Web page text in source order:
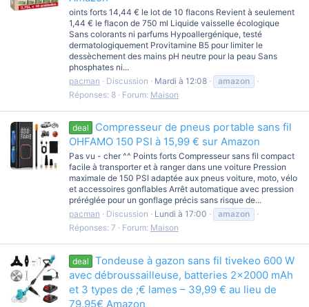
oints forts 14,44 € le lot de 10 flacons Revient à seulement
1,44 € le flacon de 750 ml Liquide vaisselle écologique
Sans colorants ni parfums Hypoallergénique, testé
dermatologiquement Provitamine B5 pour limiter le
dessèchement des mains pH neutre pour la peau Sans
phosphates ni...
pacman
Discussion Mardi à 12:08
amazon
Réponses: 8
Forum: Maison
deal
Compresseur de pneus portable sans fil
OHFAMO 150 PSI à 15,99 € sur Amazon
Pas vu - cher ^^ Points forts Compresseur sans fil compact
facile à transporter et à ranger dans une voiture Pression
maximale de 150 PSI adaptée aux pneus voiture, moto, vélo
et accessoires gonflables Arrêt automatique avec pression
préréglée pour un gonflage précis sans risque de...
pacman
Discussion Lundi à 17:00
amazon
Réponses: 7
Forum: Maison
deal
Tondeuse à gazon sans fil tivekeo 600 W
avec débroussailleuse, batteries 2x2000 mAh
et 3 types de ;€ lames – 39,99 € au lieu de
79,95€ Amazon